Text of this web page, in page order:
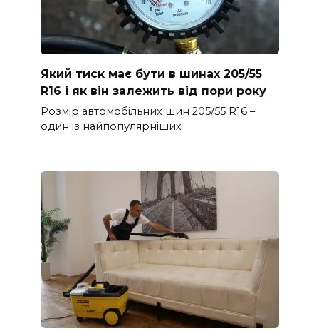
Який тиск має бути в шинах 205/55
R16 і як він залежить від пори року
Розмір автомобільних шин 205/55 R16 –
один із найпопулярніших